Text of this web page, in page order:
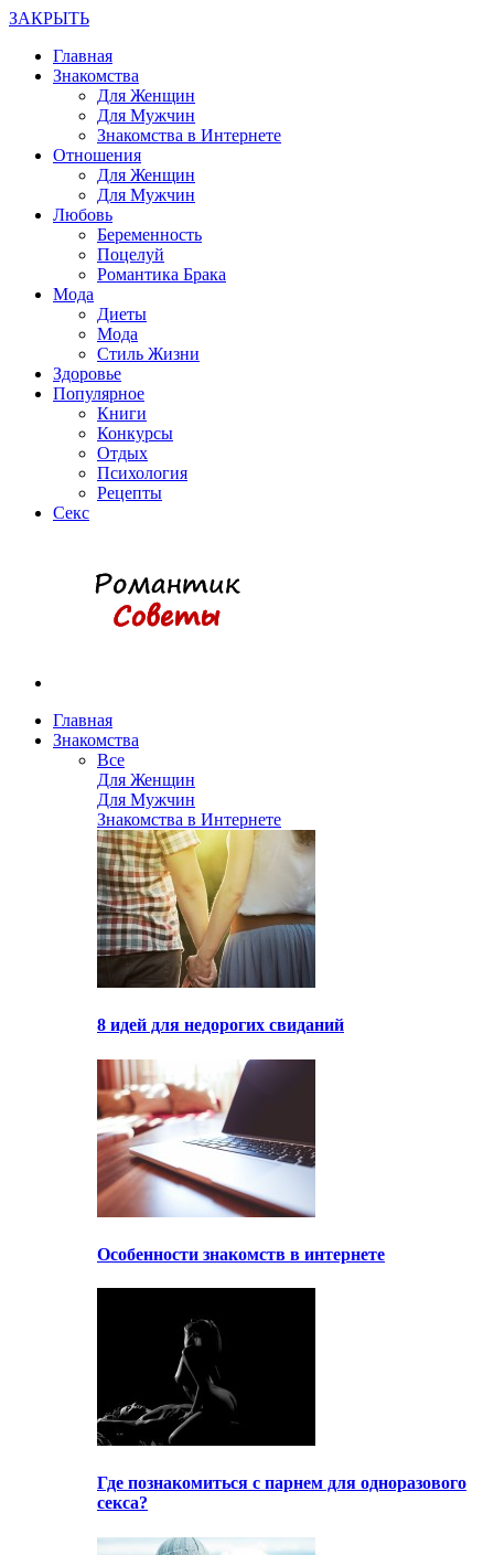
ЗАКРЫТЬ
Главная
Знакомства
Для Женщин
Для Мужчин
Знакомства в Интернете
Отношения
Для Женщин
Для Мужчин
Любовь
Беременность
Поцелуй
Романтика Брака
Мода
Диеты
Мода
Стиль Жизни
Здоровье
Популярное
Книги
Конкурсы
Отдых
Психология
Рецепты
Секс
Главная
Знакомства
Все
Для Женщин
Для Мужчин
Знакомства в Интернете
8 идей для недорогих свиданий
Особенности знакомств в интернете
Где познакомиться с парнем для одноразового
секса?